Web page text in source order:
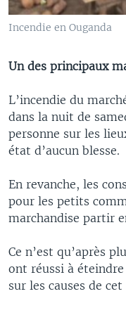
Incendie en Ouganda
Un des principaux
L’incendie du
dans la nuit de
personne sur les
état d’aucun blesse.
En revanche, les
pour les petits
marchandise partir
Ce n’est qu’après
ont réussi à
sur les causes de